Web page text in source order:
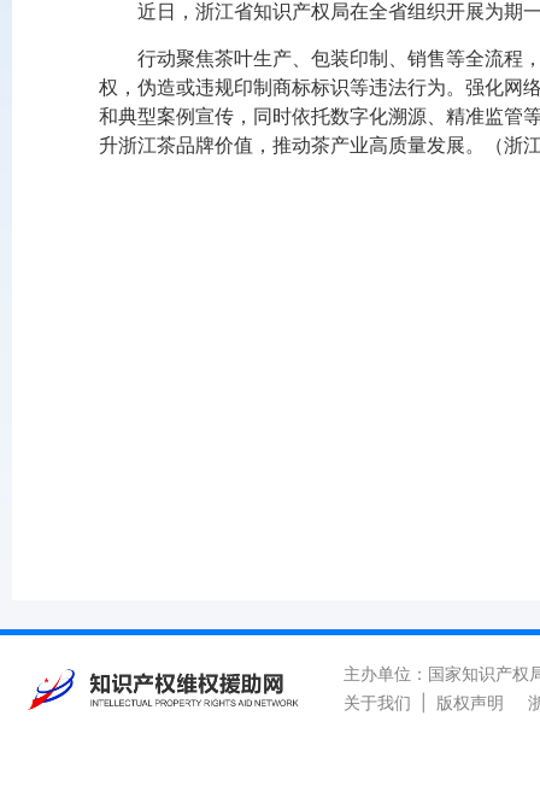
近日，浙江省知识产权局在全省组织开展为期
行动聚焦茶叶生产、包装印制、销售等全流程
权，伪造或违规印制商标标识等违法行为。强化网
和典型案例宣传，同时依托数字化溯源、精准监管
升浙江茶品牌价值，推动茶产业高质量发展。（浙
主办单位：国家知识产
关于我们
版权声明